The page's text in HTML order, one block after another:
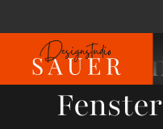
Rollos